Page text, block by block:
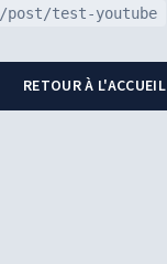
/post/test-youtube
RETOUR À L'ACCUEIL